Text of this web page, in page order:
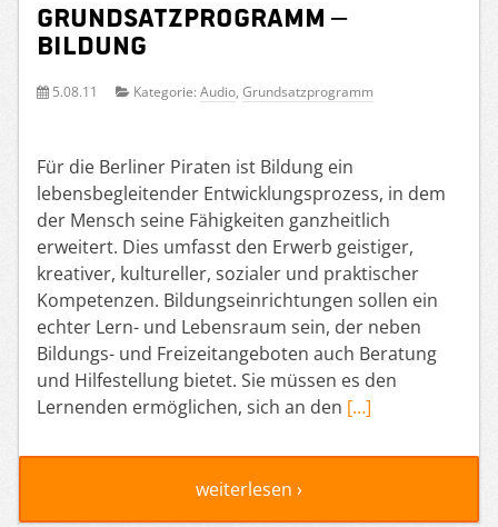
Grundsatzprogramm –
Bildung
5.08.11 Kategorie: Audio, Grundsatzprogramm
Für die Berliner Piraten ist Bildung ein
lebensbegleitender Entwicklungsprozess, in dem
der Mensch seine Fähigkeiten ganzheitlich
erweitert. Dies umfasst den Erwerb geistiger,
kreativer, kultureller, sozialer und praktischer
Kompetenzen. Bildungseinrichtungen sollen ein
echter Lern- und Lebensraum sein, der neben
Bildungs- und Freizeitangeboten auch Beratung
und Hilfestellung bietet. Sie müssen es den
Lernenden ermöglichen, sich an den […]
weiterlesen ›